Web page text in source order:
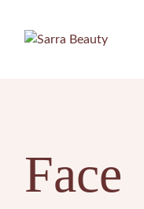
content
Face